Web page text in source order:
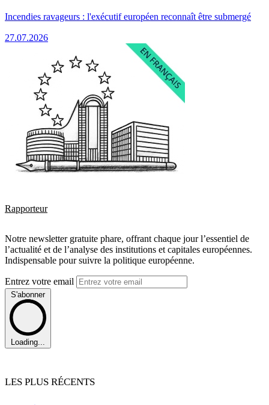
Incendies ravageurs : l'exécutif européen reconnaît être submergé
27.07.2026
Rapporteur
Notre newsletter gratuite phare, offrant chaque jour l’essentiel de
l’actualité et de l’analyse des institutions et capitales européennes.
Indispensable pour suivre la politique européenne.
Entrez votre email
S'abonner
Loading...
LES PLUS RÉCENTS